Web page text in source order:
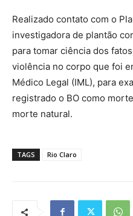
Realizado contato com o
investigadora de plantão
para tomar ciência dos
violência no corpo que foi
Médico Legal (IML), para
registrado o BO como
morte natural.
TAGS Rio Claro